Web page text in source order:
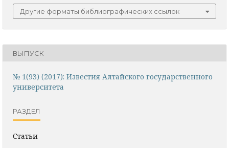
Другие форматы библиографических ссылок
ВЫПУСК
№ 1(93) (2017): Известия Алтайского государственного
университета
РАЗДЕЛ
Статьи